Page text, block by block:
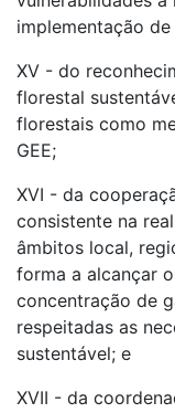
implementação
XV - do
florestal
florestais como
GEE;
XVI - da
consistente na
âmbitos local,
forma a alcançar
concentração de
respeitadas as
sustentável; e
XVII - da